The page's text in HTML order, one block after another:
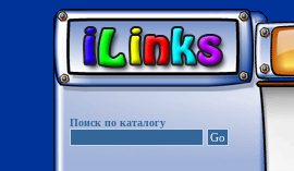
Поиск по каталогу